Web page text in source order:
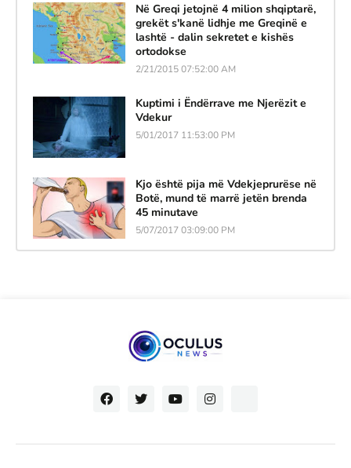
Në Greqi jetojnë 4 milion shqiptarë,
grekët s'kanë lidhje me Greqinë e
lashtë - dalin sekretet e kishës
ortodokse
2/21/2015 07:52:00 AM
Kuptimi i Ëndërrave me Njerëzit e
Vdekur
5/01/2017 11:53:00 PM
Kjo është pija më Vdekjeprurëse në
Botë, mund të marrë jetën brenda
45 minutave
5/07/2017 03:09:00 PM